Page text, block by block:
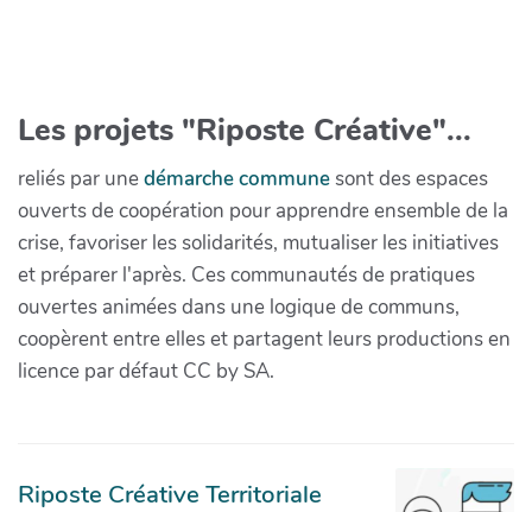
Les projets "Riposte Créative"...
reliés par unedémarche communesont des espaces
ouverts de coopération pour apprendre ensemble de la
crise, favoriser les solidarités, mutualiser les initiatives
et préparer l'après. Ces communautés de pratiques
ouvertes animées dans une logique de communs,
coopèrent entre elles et partagent leurs productions en
licence par défaut CC by SA.
Riposte Créative Territoriale